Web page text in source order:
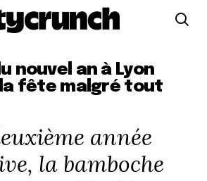
nouvel an à Lyon
fête malgré tout
année
la bamboche